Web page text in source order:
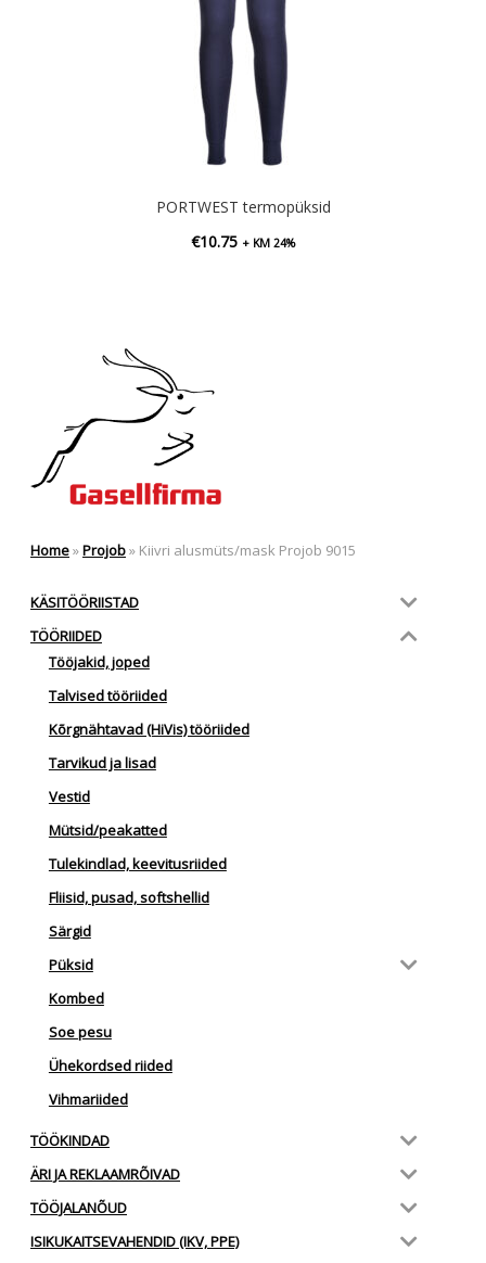
PORTWEST termopüksid
€10.75 + KM 24%
Home»Projob» Kiivri alusmüts/mask Projob 9015
KÄSITÖÖRIISTAD
TÖÖRIIDED
Tööjakid, joped
Talvised tööriided
Kõrgnähtavad (HiVis) tööriided
Tarvikud ja lisad
Vestid
Mütsid/peakatted
Tulekindlad, keevitusriided
Fliisid, pusad, softshellid
Särgid
Püksid
Kombed
Soe pesu
Ühekordsed riided
Vihmariided
TÖÖKINDAD
ÄRI JA REKLAAMRÕIVAD
TÖÖJALANÕUD
ISIKUKAITSEVAHENDID (IKV, PPE)